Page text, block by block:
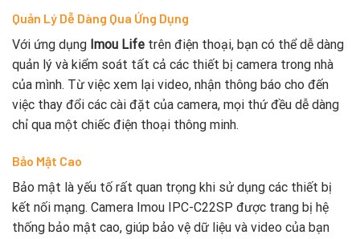
Quản Lý Dễ Dàng Qua Ứng Dụng
Với ứng dụng Imou Life trên điện thoại, bạn có thể dễ dàng
quản lý và kiểm soát tất cả các thiết bị camera trong nhà
của mình. Từ việc xem lại video, nhận thông báo cho đến
việc thay đổi các cài đặt của camera, mọi thứ đều dễ dàng
chỉ qua một chiếc điện thoại thông minh.
Bảo Mật Cao
Bảo mật là yếu tố rất quan trọng khi sử dụng các thiết bị
kết nối mạng. Camera Imou IPC-C22SP được trang bị hệ
thống bảo mật cao, giúp bảo vệ dữ liệu và video của bạn